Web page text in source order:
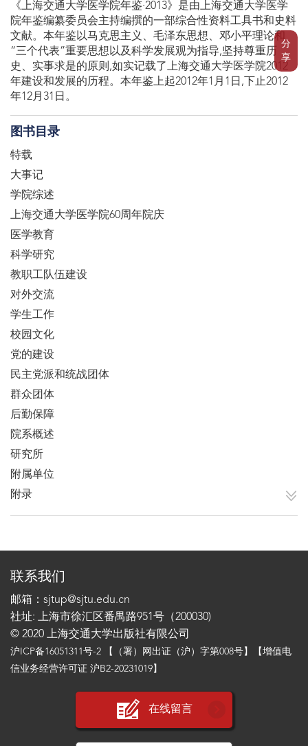
分
享
《上海交通大学医学院年鉴·2013》是由上海交通大学医学
院年鉴编纂委员会主持编撰的一部综合性资料工具书和史料
文献。本年鉴以马克思主义、毛泽东思想、邓小平理论和
“三个代表”重要思想以及科学发展观为指导,坚持尊重历
史、实事求是的原则,如实记载了上海交通大学医学院2012
年建设和发展的历程。本年鉴上起2012年1月1日,下止2012
年12月31日。
图书目录
特载
大事记
学院综述
上海交通大学医学院60周年院庆
医学教育
科学研究
教职工队伍建设
对外交流
学生工作
校园文化
党的建设
民主党派和统战团体
群众团体
后勤保障
院系概述
研究所
附属单位
附录
联系我们
邮箱：sjtup@sjtu.edu.cn
社址: 上海市徐汇区番禺路951号（200030)
© 2020 上海交通大学出版社有限公司
沪ICP备16051311号-2 【（署）网出证（沪）字第008号】【增值电
信业务经营许可证 沪B2-20231019】
在线留言